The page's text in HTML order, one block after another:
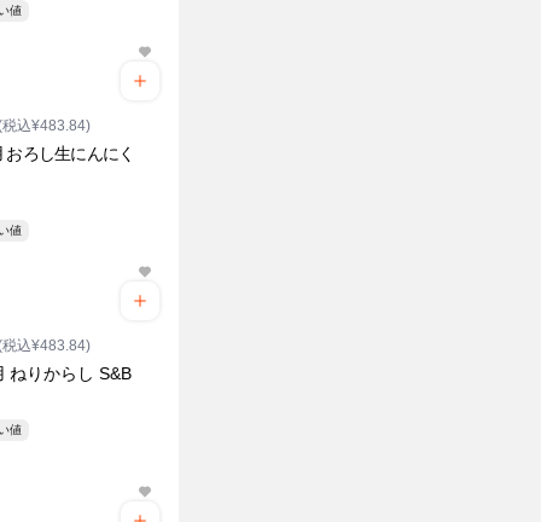
い値
税込¥483.84)
おろし生にんにく
い値
税込¥483.84)
ねりからし S&B
い値